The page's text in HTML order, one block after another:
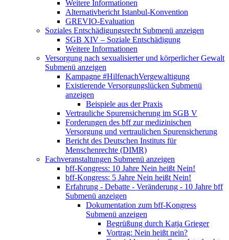
Weitere Informationen
Alternativbericht Istanbul-Konvention
GREVIO-Evaluation
Soziales Entschädigungsrecht Submenü anzeigen
SGB XIV – Soziale Entschädigung
Weitere Informationen
Versorgung nach sexualisierter und körperlicher Gewalt
Submenü anzeigen
Kampagne #HilfenachVergewaltigung
Existierende Versorgungslücken Submenü
anzeigen
Beispiele aus der Praxis
Vertrauliche Spurensicherung im SGB V
Forderungen des bff zur medizinischen
Versorgung und vertraulichen Spurensicherung
Bericht des Deutschen Instituts für
Menschenrechte (DIMR)
Fachveranstaltungen Submenü anzeigen
bff-Kongress: 10 Jahre Nein heißt Nein!
bff-Kongress: 5 Jahre Nein heißt Nein!
Erfahrung - Debatte - Veränderung - 10 Jahre bff
Submenü anzeigen
Dokumentation zum bff-Kongress
Submenü anzeigen
Begrüßung durch Katja Grieger
Vortrag: Nein heißt nein?